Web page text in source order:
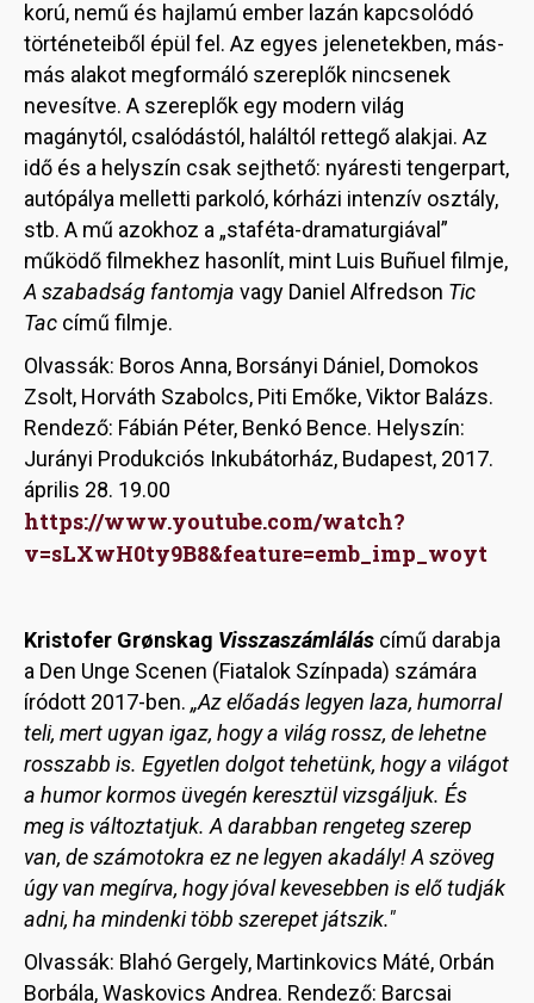
korú, nemű és hajlamú ember lazán kapcsolódó
történeteiből épül fel. Az egyes jelenetekben, más-
más alakot megformáló szereplők nincsenek
nevesítve. A szereplők egy modern világ
magánytól, csalódástól, haláltól rettegő alakjai. Az
idő és a helyszín csak sejthető: nyáresti tengerpart,
autópálya melletti parkoló, kórházi intenzív osztály,
stb. A mű azokhoz a „staféta-dramaturgiával”
működő filmekhez hasonlít, mint Luis Buñuel filmje,
A szabadság fantomja vagy Daniel Alfredson Tic
Tac című filmje.
Olvassák: Boros Anna, Borsányi Dániel, Domokos
Zsolt, Horváth Szabolcs, Piti Emőke, Viktor Balázs.
Rendező: Fábián Péter, Benkó Bence. Helyszín:
Jurányi Produkciós Inkubátorház, Budapest, 2017.
április 28. 19.00
https://www.youtube.com/watch?
v=sLXwH0ty9B8&feature=emb_imp_woyt
Kristofer Grønskag Visszaszámlálás című darabja
a Den Unge Scenen (Fiatalok Színpada) számára
íródott 2017-ben. „Az előadás legyen laza, humorral
teli, mert ugyan igaz, hogy a világ rossz, de lehetne
rosszabb is. Egyetlen dolgot tehetünk, hogy a világot
a humor kormos üvegén keresztül vizsgáljuk. És
meg is változtatjuk. A darabban rengeteg szerep
van, de számotokra ez ne legyen akadály! A szöveg
úgy van megírva, hogy jóval kevesebben is elő tudják
adni, ha mindenki több szerepet játszik."
Olvassák: Blahó Gergely, Martinkovics Máté, Orbán
Borbála, Waskovics Andrea. Rendező: Barcsai